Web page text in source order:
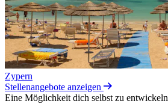
Zypern
Stellenangebote anzeigen
Eine Möglichkeit dich selbst zu entwickeln